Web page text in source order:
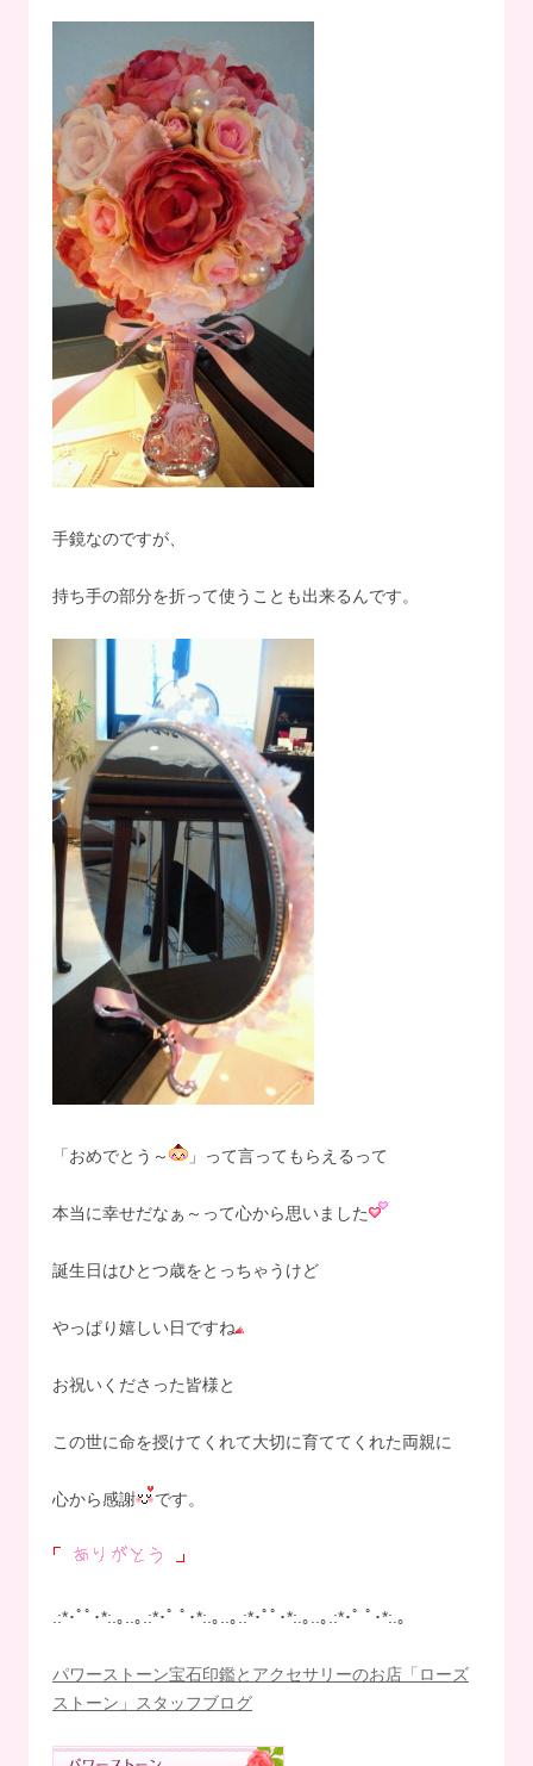
手鏡なのですが、
持ち手の部分を折って使うことも出来るんです。
「おめでとう～ 」って言ってもらえるって
本当に幸せだなぁ～って心から思いました
誕生日はひとつ歳をとっちゃうけど
やっぱり嬉しい日ですね
お祝いくださった皆様と
この世に命を授けてくれて大切に育ててくれた両親に
心から感謝 です。
.:*･ﾟﾟ･*:.｡..｡.:*･ﾟ ﾟ･*:.｡..｡.:*･ﾟﾟ･*:.｡..｡.:*･ﾟ ﾟ･*:.｡
パワーストーン宝石印鑑とアクセサリーのお店「ローズ
ストーン」スタッフブログ